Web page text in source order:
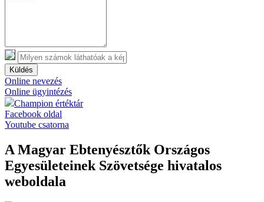
Küldés
Online nevezés
Online ügyintézés
Champion értéktár
Facebook oldal
Youtube csatorna
A Magyar Ebtenyésztők Országos
Egyesületeinek Szövetsége hivatalos
weboldala